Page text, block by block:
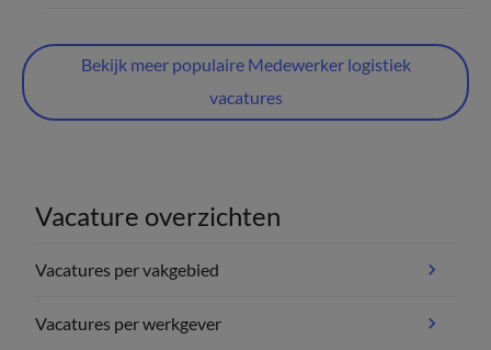
Bekijk meer populaire Medewerker logistiek
vacatures
Vacature overzichten
Vacatures per vakgebied
Vacatures per werkgever